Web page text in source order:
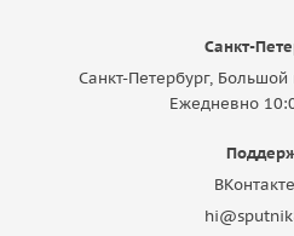
Санкт-
Санкт-Петербург,
Ежедневно
ВКонтакте